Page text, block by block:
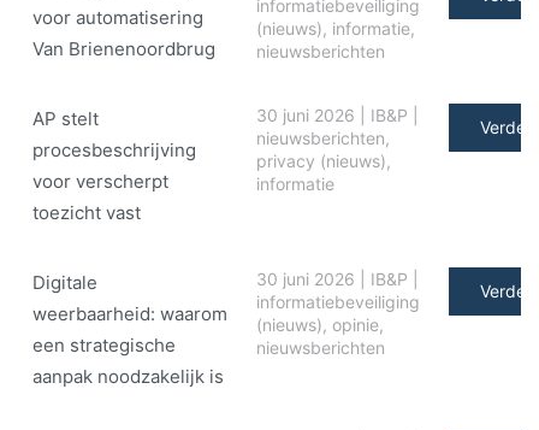
voor automatisering
Van Brienenoordbrug
informatiebeveiliging
(nieuws), informatie,
nieuwsberichten
AP stelt
procesbeschrijving
voor verscherpt
toezicht vast
30 juni 2026 IB&P
nieuwsberichten,
privacy (nieuws),
informatie
Verder
Digitale
weerbaarheid: waarom
een strategische
aanpak noodzakelijk is
30 juni 2026 IB&P
informatiebeveiliging
(nieuws), opinie,
nieuwsberichten
Verder